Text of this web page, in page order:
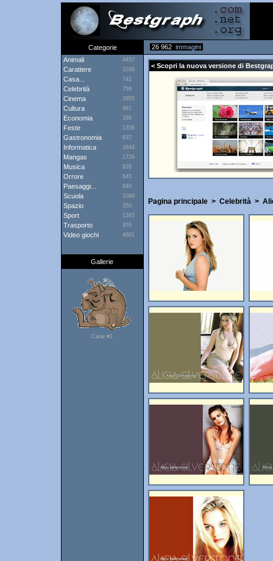
Categorie 26 962 immagini
Animali
4457
Carattere 1038
Casa... 742
Celebrità 759
Cinema 2955
Cultura 467
Economia 296
Feste 1356
Gastronomia 837
Informatica 1644
Mangas 1726
Musica 828
Orrore 645
Paesaggi... 940
Scuola 1080
Spazio 350
Sport 1265
Trasporto 976
Video giochi 4601
Gallerie
Cane #1
< Scopri la nuova versione di
Pagina principale> Celebrità>